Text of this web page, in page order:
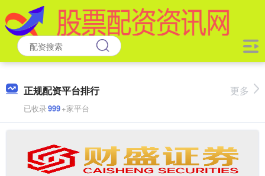
正规配资平台排行
已收录999+家平台
更多